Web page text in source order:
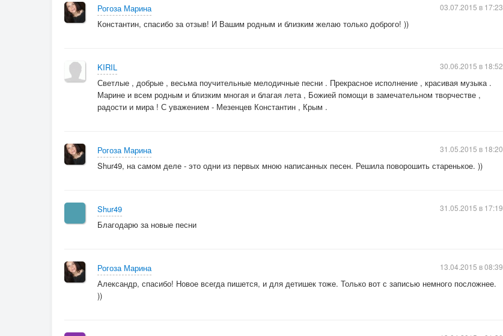
Рогоза Марина
Константин, спасибо за отзыв! И Вашим родным и близким желаю только доброго! ))
03.07.2015 в 17:23
KIRIL
Светлые , добрые , весьма поучительные мелодичные песни . Прекрасное исполнение , красивая музыка .
Марине и всем родным и близким многая и благая лета , Божией помощи в замечательном творчестве ,
радости и мира ! С уважением - Мезенцев Константин , Крым .
30.06.2015 в 18:52
Рогоза Марина
Shur49, на самом деле - это одни из первых мною написанных песен. Решила поворошить старенькое. ))
31.05.2015 в 18:20
Shur49
Благодарю за новые песни
31.05.2015 в 17:19
Рогоза Марина
Александр, спасибо! Новое всегда пишется, и для детишек тоже. Только вот с записью немного посложнее.
))
13.04.2015 в 08:39